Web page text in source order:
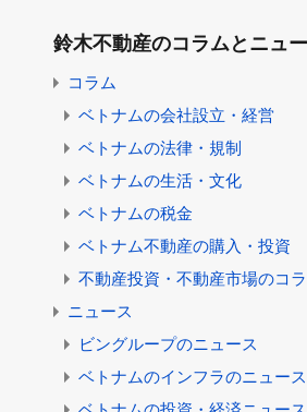
鈴木不動産のコラムとニュ
コラム
ベトナムの会社設立・経営
ベトナムの法律・規制
ベトナムの生活・文化
ベトナムの税金
ベトナム不動産の購入・投資
不動産投資・不動産市場のコ
ニュース
ビングループのニュース
ベトナムのインフラのニュース